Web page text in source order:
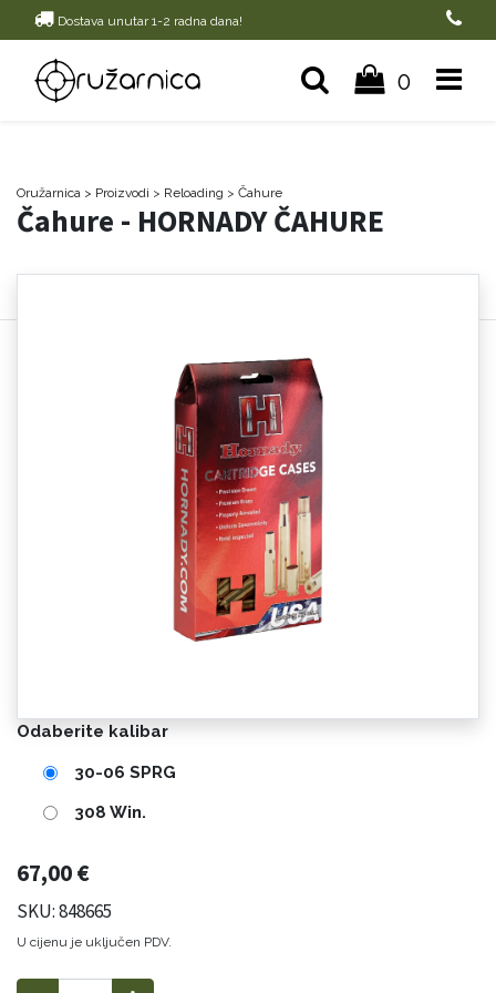
Dostava unutar 1-2 radna dana!
0
Oružarnica > Proizvodi > Reloading > Čahure
Čahure - HORNADY ČAHURE
Odaberite kalibar
30-06 SPRG
308 Win.
67,00€
SKU: 848665
U cijenu je uključen PDV.